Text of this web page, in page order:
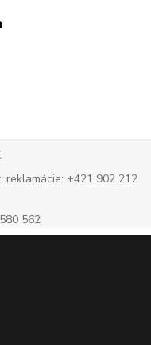
reklamácie: +421 902 212
562